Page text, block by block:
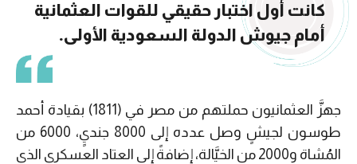
كانت أول اختبار حقيقي للقوات العثمانية
أمام جيوش الدولة السعودية الأولى.
جهزَّ العثمانيون حملتهم من مصر في (1811) بقيادة أحمد
طوسون لجيشٍ وصل عدده إلى 8000 جنديٍ، 6000 من
المُشاة و2000 من الخيَّالة، إضافةً إلى العتاد العسكري الذي